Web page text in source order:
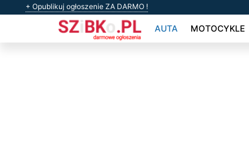
+ Opublikuj ogłoszenie ZA DARMO !
AUTA MOTOCYKLE